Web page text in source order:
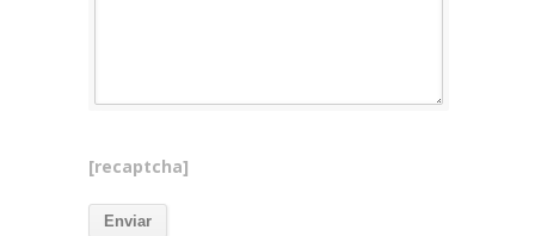
[recaptcha]